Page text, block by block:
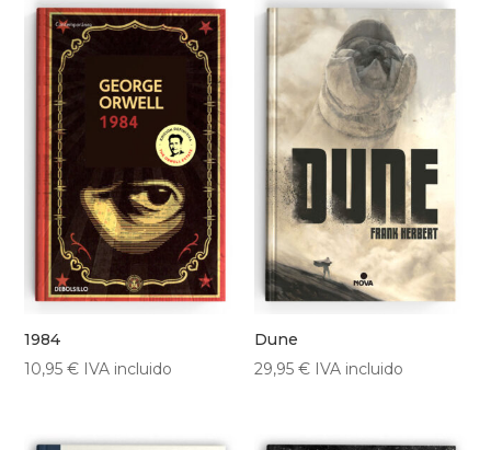
1984
10,95€ IVA incluido
Dune
29,95€ IVA incluido